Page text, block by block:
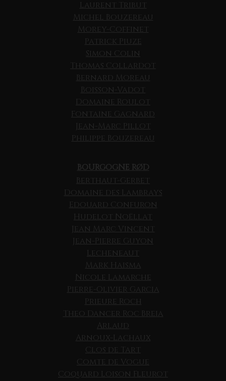
Laurent Tribut
Michel Bouzereau
Morey-Coffinet
Patrick Piuze
Simon Colin
Thomas Collardot
Bernard Moreau
Boisson-Vadot
Domaine Roulot
Fontaine Gagnard
Jean-Marc Pillot
Philippe Bouzereau
BOURGOGNE RØD
Berthaut-Gerbet
Domaine des Lambrays
Edouard Confuron
Hudelot Noëllat
Jean Marc Vincent
Jean-Pierre Guyon
Lecheneaut
Mark Haisma
Nicole Lamarche
Pierre-Olivier Garcia
Prieure Roch
Theo Dancer Roc Breia
Arlaud
Arnoux-Lachaux
Clos de Tart
Comte de Vogue
Coquard Loison Fleurot